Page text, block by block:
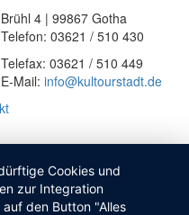
Brühl 4 | 99867 Gotha
Telefon: 03621 / 510 430
Telefax: 03621 / 510 449
E-Mail: info@kultourstadt.de
Cookies und
zur Integration
den Button "Alles